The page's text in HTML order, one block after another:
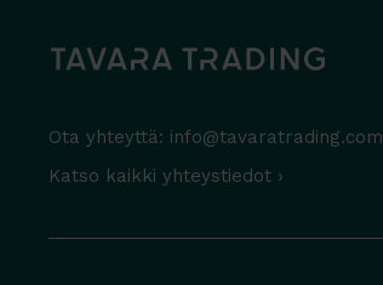
Ota yhteyttä: info@tavaratrading.com
Katso kaikki yhteystiedot ›